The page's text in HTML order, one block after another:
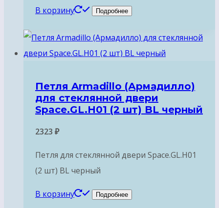
В корзину Подробнее
Петля Armadillo (Армадилло)
для стеклянной двери
Space.GL.H01 (2 шт) BL черный
2323 ₽
Петля для стеклянной двери Space.GL.H01
(2 шт) BL черный
В корзину Подробнее